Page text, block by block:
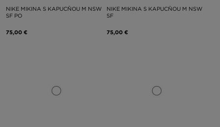
NIKE MIKINA S KAPUCŇOU M NSW
SF PO
75,00 €
NIKE MIKINA S KAPUCŇOU M NSW
SF
75,00 €